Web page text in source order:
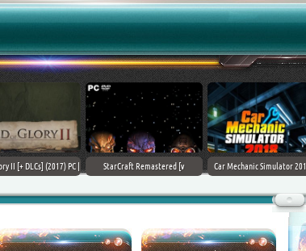
StarCraft Remastered [v
Car Mechanic Simulator 2018 [v
ARK: Survival